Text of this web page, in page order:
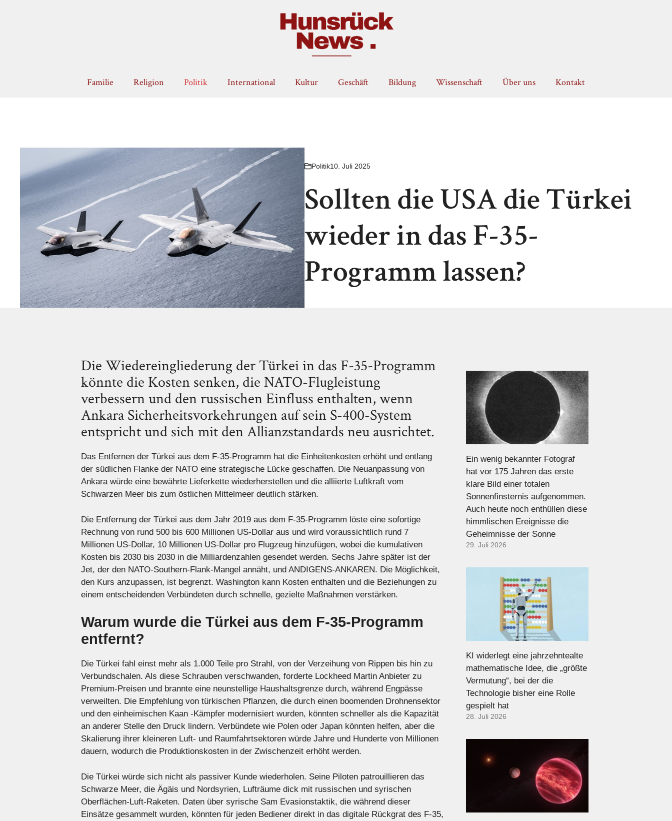
Familie Religion Politik International Kultur Geschäft Bildung Wissenschaft Über uns Kontakt
Politik10. Juli 2025
Sollten die USA die Türkei
wieder in das F-35-
Programm lassen?
Die Wiedereingliederung der Türkei in das F-35-Programm
könnte die Kosten senken, die NATO-Flugleistung
verbessern und den russischen Einfluss enthalten, wenn
Ankara Sicherheitsvorkehrungen auf sein S-400-System
entspricht und sich mit den Allianzstandards neu ausrichtet.
Das Entfernen der Türkei aus dem F-35-Programm hat die Einheitenkosten erhöht und entlang
der südlichen Flanke der NATO eine strategische Lücke geschaffen. Die Neuanpassung von
Ankara würde eine bewährte Lieferkette wiederherstellen und die alliierte Luftkraft vom
Schwarzen Meer bis zum östlichen Mittelmeer deutlich stärken.
Die Entfernung der Türkei aus dem Jahr 2019 aus dem F-35-Programm löste eine sofortige
Rechnung von rund 500 bis 600 Millionen US-Dollar aus und wird voraussichtlich rund 7
Millionen US-Dollar, 10 Millionen US-Dollar pro Flugzeug hinzufügen, wobei die kumulativen
Kosten bis 2030 bis 2030 in die Milliardenzahlen gesendet werden. Sechs Jahre später ist der
Jet, der den NATO-Southern-Flank-Mangel annäht, und ANDIGENS-ANKAREN. Die Möglichkeit,
den Kurs anzupassen, ist begrenzt. Washington kann Kosten enthalten und die Beziehungen zu
einem entscheidenden Verbündeten durch schnelle, gezielte Maßnahmen verstärken.
Warum wurde die Türkei aus dem F-35-Programm
entfernt?
Die Türkei fahl einst mehr als 1.000 Teile pro Strahl, von der Verzeihung von Rippen bis hin zu
Verbundschalen. Als diese Schrauben verschwanden, forderte Lockheed Martin Anbieter zu
Premium-Preisen und brannte eine neunstellige Haushaltsgrenze durch, während Engpässe
verweilten. Die Empfehlung von türkischen Pflanzen, die durch einen boomenden Drohnensektor
und den einheimischen Kaan -Kämpfer modernisiert wurden, könnten schneller als die Kapazität
an anderer Stelle den Druck lindern. Verbündete wie Polen oder Japan könnten helfen, aber die
Skalierung ihrer kleineren Luft- und Raumfahrtsektoren würde Jahre und Hunderte von Millionen
dauern, wodurch die Produktionskosten in der Zwischenzeit erhöht werden.
Die Türkei würde sich nicht als passiver Kunde wiederholen. Seine Piloten patrouillieren das
Schwarze Meer, die Ägäis und Nordsyrien, Lufträume dick mit russischen und syrischen
Oberflächen-Luft-Raketen. Daten über syrische Sam Evasionstaktik, die während dieser
Einsätze gesammelt wurden, könnten für jeden Bediener direkt in das digitale Rückgrat des F-35,
Ein wenig bekannter Fotograf
hat vor 175 Jahren das erste
klare Bild einer totalen
Sonnenfinsternis aufgenommen.
Auch heute noch enthüllen diese
himmlischen Ereignisse die
Geheimnisse der Sonne
29. Juli 2026
KI widerlegt eine jahrzehntealte
mathematische Idee, die „größte
Vermutung“, bei der die
Technologie bisher eine Rolle
gespielt hat
28. Juli 2026